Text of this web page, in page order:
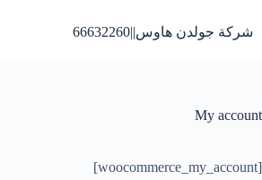
إلى
المحتوى
شركة جولدن هاوس||66632260
My account
[woocommerce_my_account]